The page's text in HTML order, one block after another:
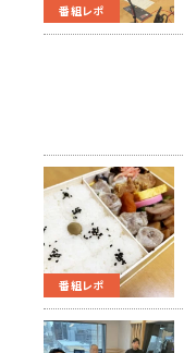
番組レポ
番組レポ